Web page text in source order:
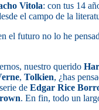
Vitola: con tus 14
el campo de la
el futuro no lo he
nuestro querido
, Tolkien, ¿has
de Edgar Rice
. En fin, todo un